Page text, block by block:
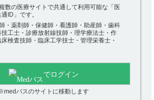
】 他剤との配合変化に関する情報はあり
錠・細粒】 簡易懸濁法に関する情報はあ
・注射】 包装について教えてください。
・注射】 作用機序について教えてくださ
お聞かせください
数の医療サイトで共通して利用可能な「医
ID」です。
・薬剤師・保健師・看護師・助産師・歯科
工士・診療放射線技師・理学療法士・作
検査技師・臨床工学技士・管理栄養士・
でログイン
パスのサイトに移動します